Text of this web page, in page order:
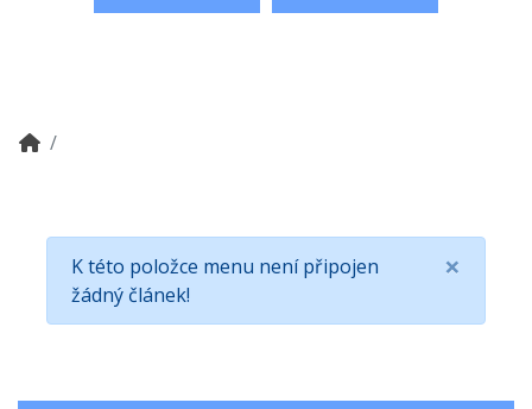
×
K této položce menu není připojen
žádný článek!